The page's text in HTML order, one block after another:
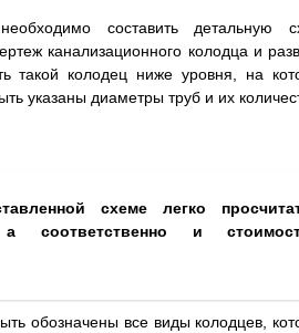
составить детальную
канализационного колодца и
такой колодец ниже уровня, на
указаны диаметры труб и их
схеме легко
соответственно и
обозначены все виды колодцев,